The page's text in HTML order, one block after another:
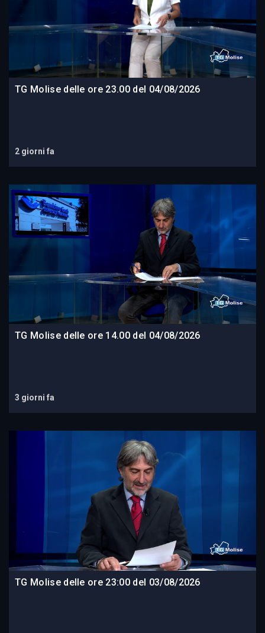
TG Molise delle ore 23.00 del 04/08/2026
2 giorni fa
TG Molise delle ore 14.00 del 04/08/2026
3 giorni fa
TG Molise delle ore 23:00 del 03/08/2026